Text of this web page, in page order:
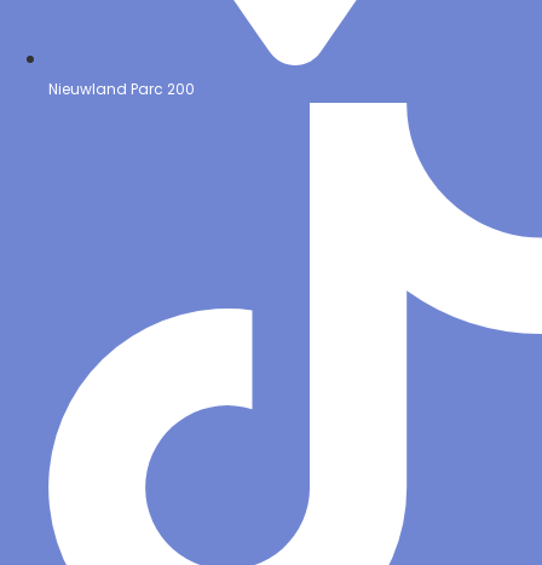
Nieuwland Parc 200